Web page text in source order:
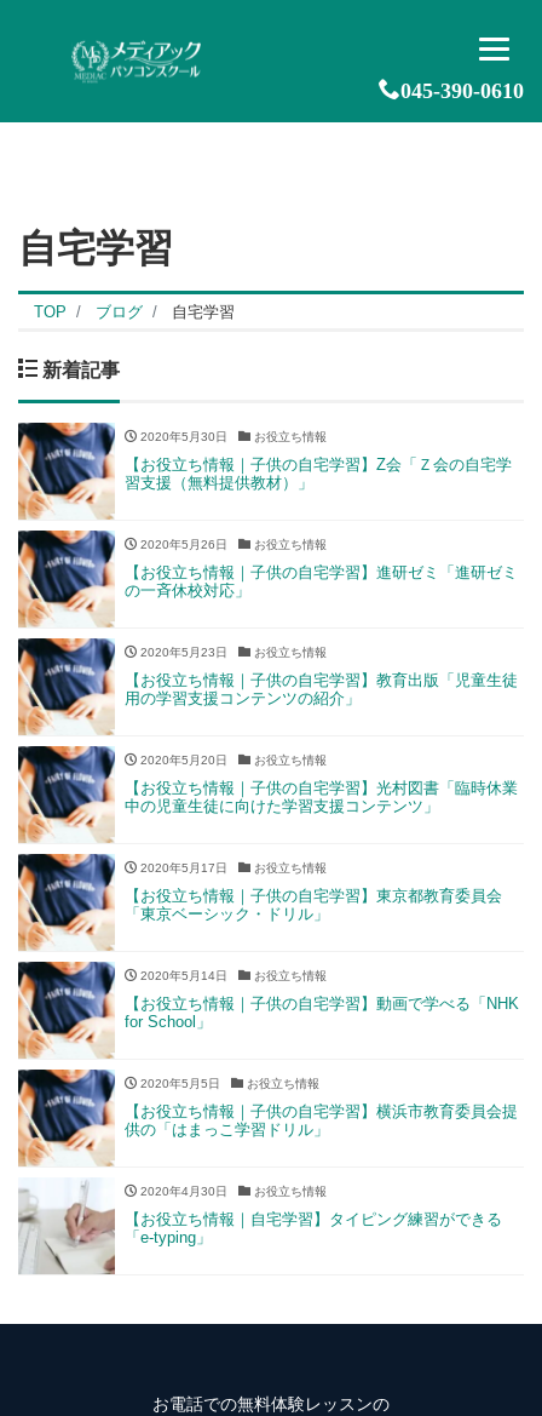
045-390-0610
自宅学習
TOP ブログ 自宅学習
新着記事
2020年5月30日 お役立ち情報
【お役立ち情報｜子供の自宅学習】Z会「Ｚ会の自宅学
習支援（無料提供教材）」
2020年5月26日 お役立ち情報
【お役立ち情報｜子供の自宅学習】進研ゼミ「進研ゼミ
の一斉休校対応」
2020年5月23日 お役立ち情報
【お役立ち情報｜子供の自宅学習】教育出版「児童生徒
用の学習支援コンテンツの紹介」
2020年5月20日 お役立ち情報
【お役立ち情報｜子供の自宅学習】光村図書「臨時休業
中の児童生徒に向けた学習支援コンテンツ」
2020年5月17日 お役立ち情報
【お役立ち情報｜子供の自宅学習】東京都教育委員会
「東京ベーシック・ドリル」
2020年5月14日 お役立ち情報
【お役立ち情報｜子供の自宅学習】動画で学べる「NHK
for School」
2020年5月5日 お役立ち情報
【お役立ち情報｜子供の自宅学習】横浜市教育委員会提
供の「はまっこ学習ドリル」
2020年4月30日 お役立ち情報
【お役立ち情報｜自宅学習】タイピング練習ができる
「e-typing」
お電話での無料体験レッスンの